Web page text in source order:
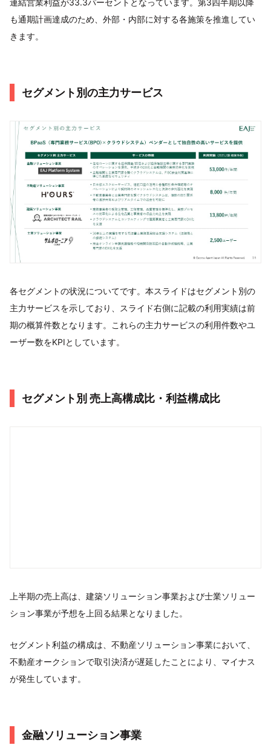
も通期計画達成のため、外部・内部に対する各施策を推進してい
きます。
セグメント別の主力サービス
各セグメントの状況についてです。本スライドはセグメント別の
主力サービスを示しており、スライド右側に記載の利用実績は前
期の概算件数となります。これらの主力サービスの利用件数やユ
ーザー数をKPIとしています。
セグメント別 売上高構成比・利益構成比
上半期の売上高は、建築ソリューション事業および士業ソリュー
ション事業が予想を上回る結果となりました。
セグメント利益の構成は、不動産ソリューション事業において、
不動産オークションで取引決済が遅延したことにより、マイナス
が発生しています。
金融ソリューション事業